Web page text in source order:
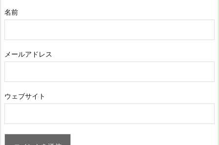
名前
メールアドレス
ウェブサイト